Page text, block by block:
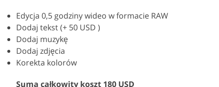
Edycja 0,5 godziny wideo w formacie RAW
Dodaj tekst (+ 50 USD )
Dodaj muzykę
Dodaj zdjęcia
Korekta kolorów
Suma całkowity koszt 180 USD